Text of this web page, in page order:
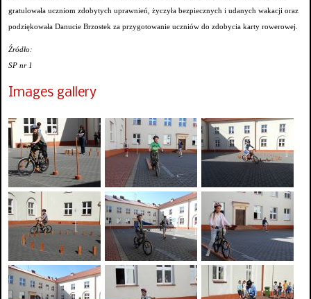
gratulowała uczniom zdobytych uprawnień, życzyła bezpiecznych i udanych wakacji oraz
podziękowała Danucie Brzostek za przygotowanie uczniów do zdobycia karty rowerowej.
Źródło:
SP nr 1
Images gallery